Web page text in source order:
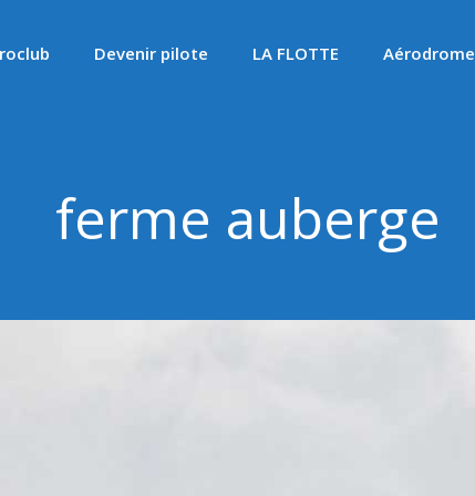
Devenir pilote LA FLOTTE Aérodrome
ferme auberge